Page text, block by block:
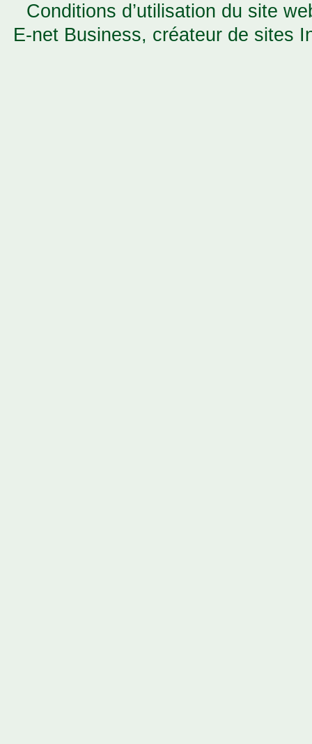
Conditions d’utilisation du site
E-net Business, créateur de sites